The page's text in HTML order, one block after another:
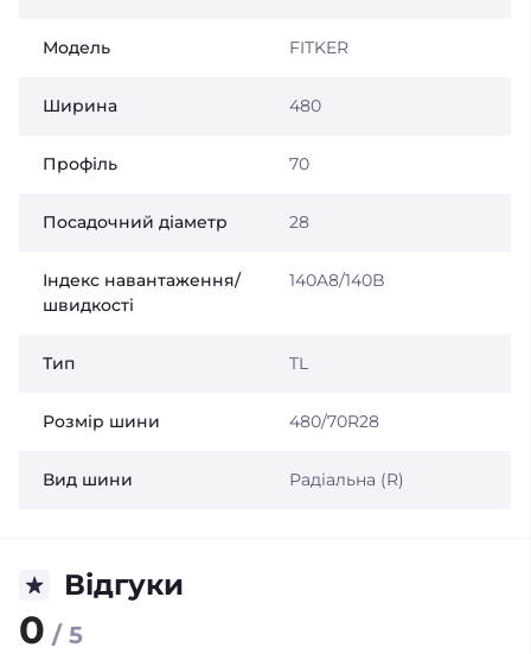
Модель FITKER
Ширина 480
Профіль 70
Посадочний діаметр 28
Індекс навантаження/
швидкості
140A8/140B
Тип TL
Розмір шини 480/70R28
Вид шини Радіальна (R)
Відгуки
0 / 5